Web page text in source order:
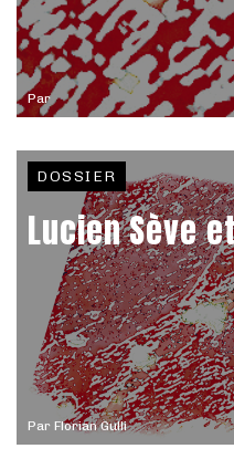
Par
Par Florian Gulli
DOSSIER
Lucien Sève